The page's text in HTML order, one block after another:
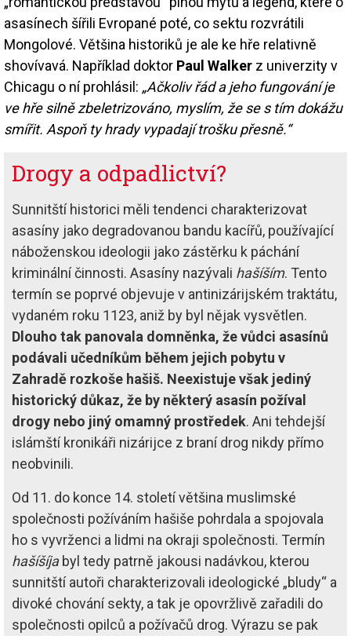
asasínech šířili Evropané poté, co sektu rozvrátili
Mongolové. Většina historiků je ale ke hře relativně
shovívavá. Například doktor Paul Walker z univerzity v
Chicagu o ní prohlásil: „Ačkoliv řád a jeho fungování je
ve hře silně zbeletrizováno, myslím, že se s tím dokážu
smířit. Aspoň ty hrady vypadají trošku přesně.“
Drogy a odpadlictví?
Sunnitští historici měli tendenci charakterizovat
asasíny jako degradovanou bandu kacířů, používající
náboženskou ideologii jako zástěrku k páchání
kriminální činnosti. Asasíny nazývali hašíším. Tento
termín se poprvé objevuje v antinizárijském traktátu,
vydaném roku 1123, aniž by byl nějak vysvětlen.
Dlouho tak panovala domněnka, že vůdci asasínů
podávali učedníkům během jejich pobytu v
Zahradě rozkoše hašiš. Neexistuje však jediný
historický důkaz, že by některý asasín požíval
drogy nebo jiný omamný prostředek. Ani tehdejší
islámští kronikáři nizárijce z braní drog nikdy přímo
neobvinili.
Od 11. do konce 14. století většina muslimské
společnosti požíváním hašiše pohrdala a spojovala
ho s vyvrženci a lidmi na okraji společnosti. Termín
hašíšíjabyl tedy patrně jakousi nadávkou, kterou
sunnitští autoři charakterizovali ideologické „bludy“ a
divoké chování sekty, a tak je opovržlivě zařadili do
společnosti opilců a požívačů drog. Výrazu se pak